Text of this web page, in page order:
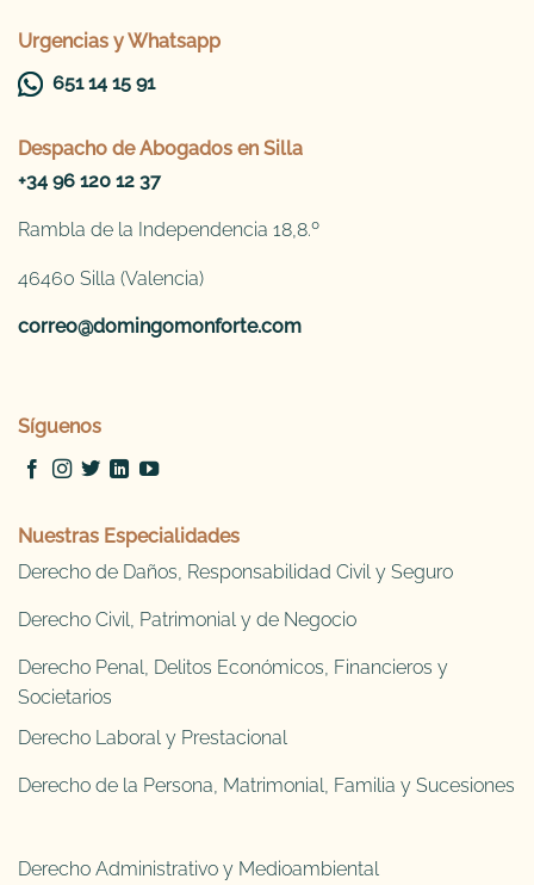
Urgencias y Whatsapp
651 14 15 91
Despacho de Abogados en Silla
+34 96 120 12 37
Rambla de la Independencia 18,8.º
46460 Silla (Valencia)
correo@domingomonforte.com
Síguenos
Nuestras Especialidades
Derecho de Daños, Responsabilidad Civil y Seguro
Derecho Civil, Patrimonial y de Negocio
Derecho Penal, Delitos Económicos, Financieros y
Societarios
Derecho Laboral y Prestacional
Derecho de la Persona, Matrimonial, Familia y Sucesiones
Derecho Administrativo y Medioambiental